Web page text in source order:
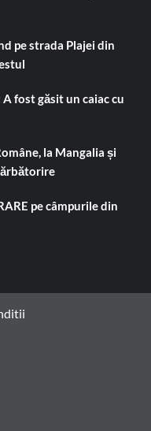
pe strada Plajei din
fost găsit un caiac cu
la Mangalia și
pe câmpurile din